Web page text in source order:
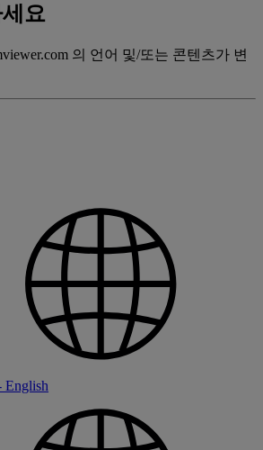
요
의 언어 및/또는 콘텐츠가 변
English